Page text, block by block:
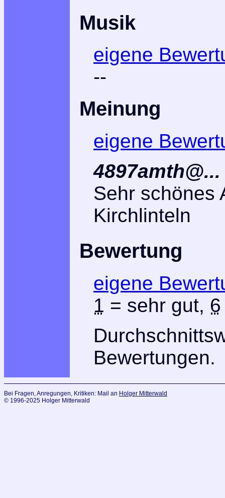
Musik
eigene
--
Meinung
eigene
4897amth@...
Sehr schönes
Kirchlinteln
Bewertung
eigene
1 = sehr gut, 6
Bewertungen.
Bei Fragen, Anregungen, Kritiken: Mail an Holger Mitterwald
© 1996-2025 Holger Mitterwald